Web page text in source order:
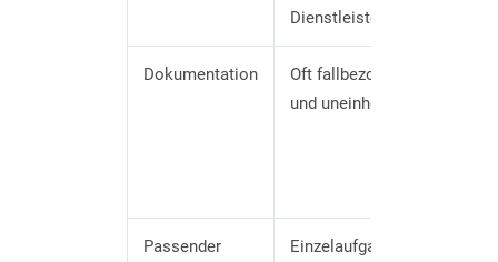
Dienstleisters
Dokumentation
Oft fallbezogen
und uneinheitlich
Passender
Einzelaufgabe,